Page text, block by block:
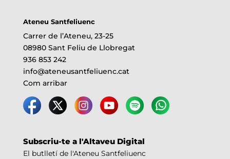
Ateneu Santfeliuenc
Carrer de l’Ateneu, 23-25
08980 Sant Feliu de Llobregat
936 853 242
info@ateneusantfeliuenc.cat
Com arribar
Subscriu-te a l'Altaveu Digital
El butlletí de l'Ateneu Santfeliuenc